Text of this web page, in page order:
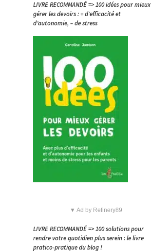
LIVRE RECOMMANDÉ => 100 idées pour mieux
gérer les devoirs : + d’efficacité et
d’autonomie, – de stress
▼ Ad by Refinery89
LIVRE RECOMMANDÉ => 100 solutions pour
rendre votre quotidien plus serein : le livre
pratico-pratique du blog !